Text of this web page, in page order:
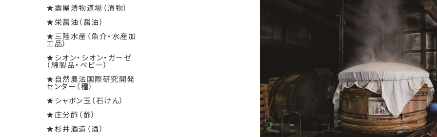
★壽屋漬物道場（漬物）
★栄醤油（醤油）
★三陸水産（魚介・水産加
工品）
★シオン・シオン・ガーゼ
（綿製品・ベビー）
★自然農法国際研究開発
センター（種）
★シャボン玉（石けん）
★庄分酢（酢）
★杉井酒造（酒）